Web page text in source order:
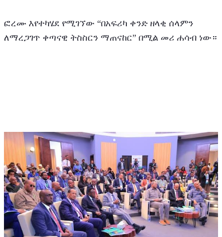
ፎረሙ እየተካሄደ የሚገኘው “በአፍሪካ ቀንድ ዘላቂ ሰላምን
ለማረጋገጥ ቀጣናዊ ትስስርን ማጠናከር” በሚል መሪ ሐሳብ ነው።